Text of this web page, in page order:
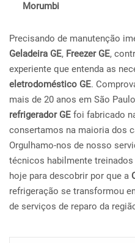
Morumbi
Precisando de manutenção
Geladeira GE, Freezer GE,
experiente que entenda as
eletrodoméstico GE.
mais de 20 anos em São
refrigerador GE foi fabricado
consertamos na maioria dos
Orgulhamo-nos de nosso
técnicos habilmente
hoje para descobrir por que a
refrigeração se transformou
de serviços de reparo da